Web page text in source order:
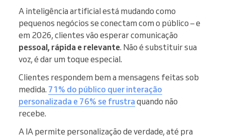
A inteligência artificial está mudando como
pequenos negócios se conectam com o público – e
em 2026, clientes vão esperar comunicação
pessoal, rápida e relevante. Não é substituir sua
voz, é dar um toque especial.
Clientes respondem bem a mensagens feitas sob
medida. 71% do público quer interação
personalizada e 76% se frustra quando não
recebe.
A IA permite personalização de verdade, até pra